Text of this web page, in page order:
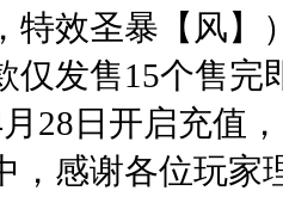
特效圣暴【风】
仅发售15个售完
28日开启充值
，感谢各位玩家